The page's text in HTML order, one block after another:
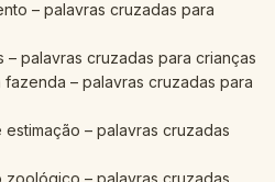
– palavras cruzadas para
palavras cruzadas para crianças
– palavras cruzadas para
– palavras cruzadas
zoológico – palavras cruzadas